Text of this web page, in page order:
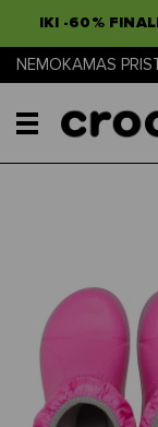
IKI -60%
NEMOKAMAS